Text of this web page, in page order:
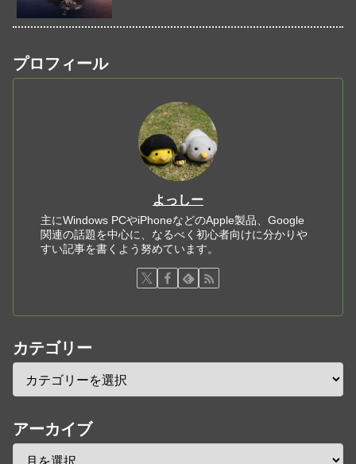
プロフィール
よっしー
主にWindows PCやiPhoneなどのApple製品、Google
関連の話題を中心に、なるべく初心者向けに分かりや
すい記事を書くよう努めています。
カテゴリー
アーカイブ